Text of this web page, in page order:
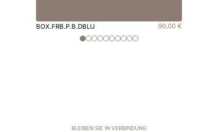
BOX.FRB.P.B.DBLU 90,00 €
BLEIBEN SIE IN VERBINDUNG